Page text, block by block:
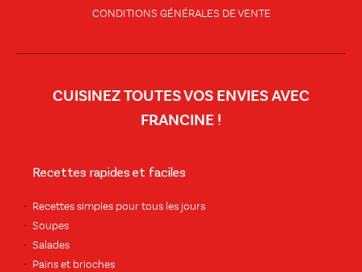
CONDITIONS GÉNÉRALES DE VENTE
CUISINEZ TOUTES VOS ENVIES AVEC
FRANCINE !
Recettes rapides et faciles
Recettes simples pour tous les jours
Soupes
Salades
Pains et brioches